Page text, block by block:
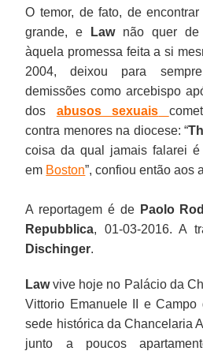
O temor, de fato, de
grande, e
Lawnão quer de
àquela promessa feita a si
2004, deixou para
demissões como arcebispo
dos abusos sexuais
contra menores na diocese: “
coisa da qual jamais falarei
em Boston”, confiou então aos
A reportagem é de Paolo
Repubblica, 01-03-2016. A
Dischinger.
Lawvive hoje no Palácio da
Vittorio Emanuele II e Campo
sede histórica da Chancelaria
junto a poucos